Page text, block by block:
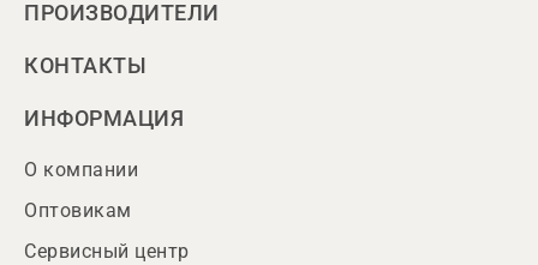
ПРОИЗВОДИТЕЛИ
КОНТАКТЫ
ИНФОРМАЦИЯ
О компании
Оптовикам
Сервисный центр